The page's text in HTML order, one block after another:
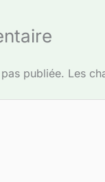
publiée. Les